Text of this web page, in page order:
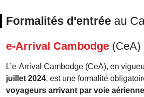
Formalités d'entrée au
e-Arrival Cambodge (CeA)
L’e-Arrival Cambodge (CeA), en
juillet 2024, est une formalité
voyageurs arrivant par voie